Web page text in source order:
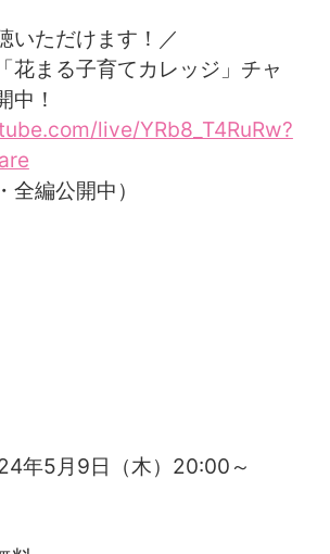
いただけます！／
花まる子育てカレッジ」チャ
中！
live/YRb8_T4RuRw?
全編公開中）
年5月9日（木）20:00～